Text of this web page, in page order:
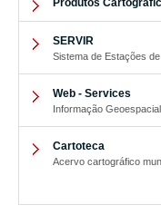
Produtos
SERVIR
Sistema de Estações
Web - Services
Informação
Cartoteca
Acervo cartográfico